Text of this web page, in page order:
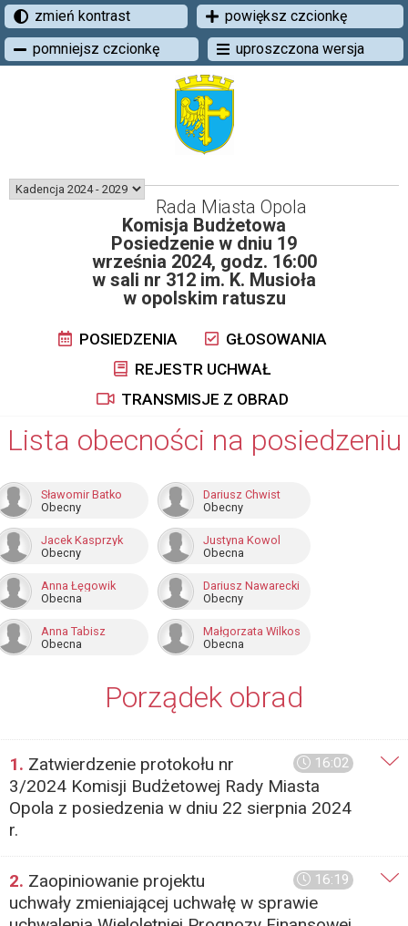
zmień kontrast
powiększ czcionkę
pomniejsz czcionkę
uproszczona wersja
Rada Miasta Opola
Komisja Budżetowa
Posiedzenie w dniu 19
września 2024, godz. 16:00
w sali nr 312 im. K. Musioła
w opolskim ratuszu
POSIEDZENIA
GŁOSOWANIA
REJESTR UCHWAŁ
TRANSMISJE Z OBRAD
Lista obecności na posiedzeniu
Sławomir Batko
Obecny
Dariusz Chwist
Obecny
Jacek Kasprzyk
Obecny
Justyna Kowol
Obecna
Anna Łęgowik
Obecna
Dariusz Nawarecki
Obecny
Anna Tabisz
Obecna
Małgorzata Wilkos
Obecna
Porządek obrad
16:02
1. Zatwierdzenie protokołu nr
3/2024 Komisji Budżetowej Rady Miasta
Opola z posiedzenia w dniu 22 sierpnia 2024
r.
16:19
2. Zaopiniowanie projektu
uchwały zmieniającej uchwałę w sprawie